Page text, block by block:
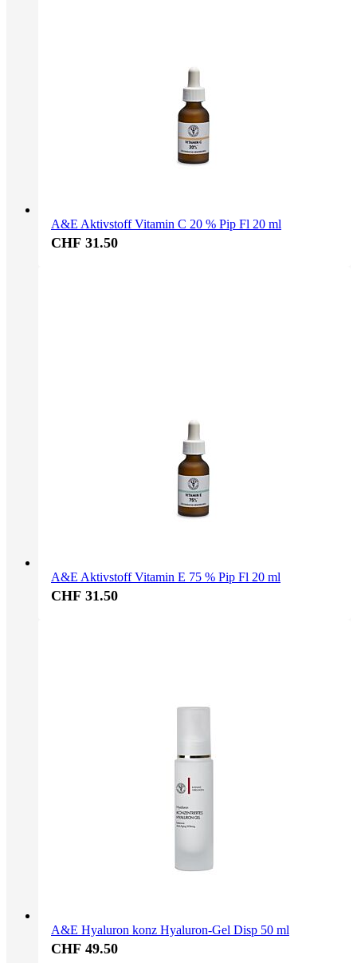
A&E Aktivstoff Vitamin C 20 % Pip Fl 20 ml
CHF 31.50
A&E Aktivstoff Vitamin E 75 % Pip Fl 20 ml
CHF 31.50
A&E Hyaluron konz Hyaluron-Gel Disp 50 ml
CHF 49.50